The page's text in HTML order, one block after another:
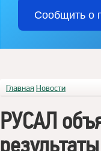
Сообщить о
Главная Новости
РУСАЛ